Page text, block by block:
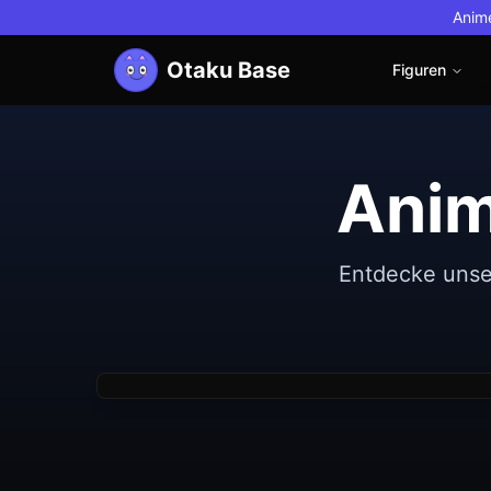
Otaku Base Figuren
Entdecke
Nendoroid Pretender/Oberon Vortigern